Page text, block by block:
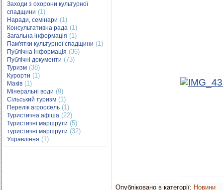
Заходи з охорони культурної
спадщини (1)
Наради, семінари (1)
Консультативна рада (1)
Загальна інформація (1)
Пам'ятки культурної спадщини (1)
Публічна інформація (36)
Публічні документи (73)
Туризм (38)
Курорти (1)
Маків (1)
Мінеральні води (9)
Сільський туризм (1)
Перелік агроосель (1)
Туристична афіша (22)
Туристичні маршрути (5)
туристичні маршрути (32)
Управління (1)
Опубліковано в категорії: Новини